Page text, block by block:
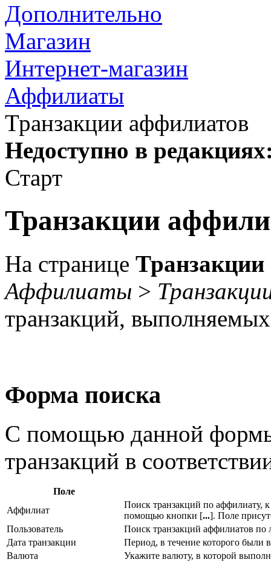
Дополнительно
Магазин
Интернет-магазин
Аффилиаты
Транзакции аффилиатов
Недоступно в
Старт
Транзакции
На странице
Аффилиаты >
транзакций,
Форма поиска
С помощью данной
транзакций в
Поле
Аффилиат
Поиск транзакций по аффилиату,
помощью кнопки [...]. Поле
Пользователь
Поиск транзакций аффилиатов по
Дата транзакции
Период, в течение которого были
Валюта
Укажите валюту, в которой